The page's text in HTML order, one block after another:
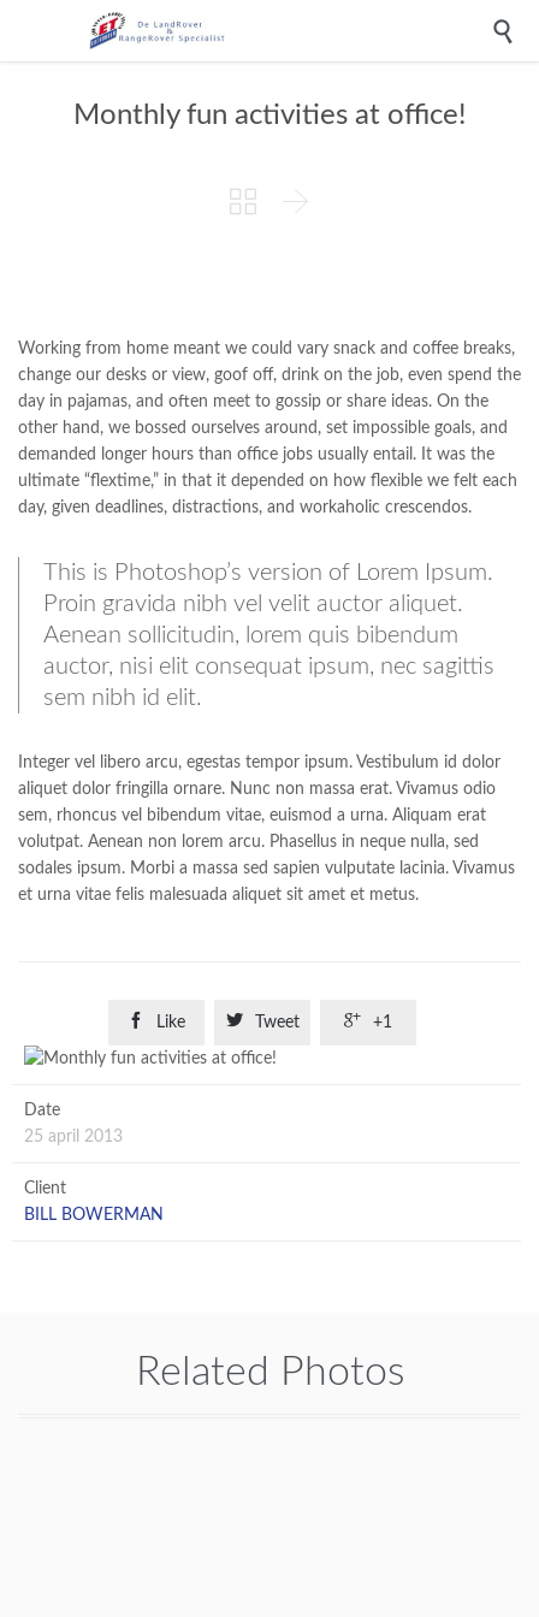

Monthly fun activities at office!
 
Working from home meant we could vary snack and coffee breaks,
change our desks or view, goof off, drink on the job, even spend the
day in pajamas, and often meet to gossip or share ideas. On the
other hand, we bossed ourselves around, set impossible goals, and
demanded longer hours than office jobs usually entail. It was the
ultimate “flextime,” in that it depended on how flexible we felt each
day, given deadlines, distractions, and workaholic crescendos.
This is Photoshop’s version of Lorem Ipsum.
Proin gravida nibh vel velit auctor aliquet.
Aenean sollicitudin, lorem quis bibendum
auctor, nisi elit consequat ipsum, nec sagittis
sem nibh id elit.
Integer vel libero arcu, egestas tempor ipsum. Vestibulum id dolor
aliquet dolor fringilla ornare. Nunc non massa erat. Vivamus odio
sem, rhoncus vel bibendum vitae, euismod a urna. Aliquam erat
volutpat. Aenean non lorem arcu. Phasellus in neque nulla, sed
sodales ipsum. Morbi a massa sed sapien vulputate lacinia. Vivamus
et urna vitae felis malesuada aliquet sit amet et metus.
 Like  Tweet  +1
Date
25 april 2013
Client
BILL BOWERMAN
Related Photos